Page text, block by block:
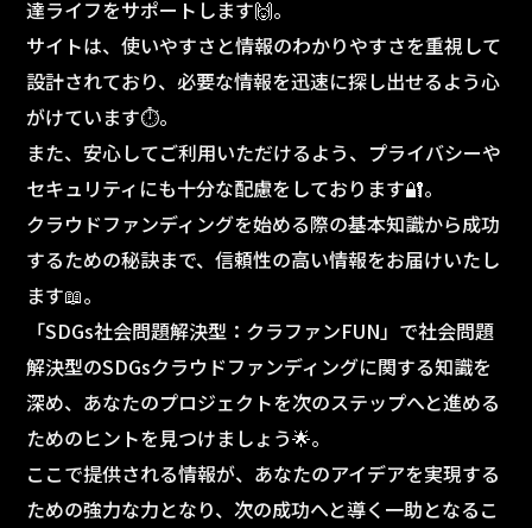
達ライフをサポートします🙌。
サイトは、使いやすさと情報のわかりやすさを重視して
設計されており、必要な情報を迅速に探し出せるよう心
がけています⏱️。
また、安心してご利用いただけるよう、プライバシーや
セキュリティにも十分な配慮をしております🔐。
クラウドファンディングを始める際の基本知識から成功
するための秘訣まで、信頼性の高い情報をお届けいたし
ます📖。
「SDGs社会問題解決型：クラファンFUN」で社会問題
解決型のSDGsクラウドファンディングに関する知識を
深め、あなたのプロジェクトを次のステップへと進める
ためのヒントを見つけましょう🌟。
ここで提供される情報が、あなたのアイデアを実現する
ための強力な力となり、次の成功へと導く一助となるこ